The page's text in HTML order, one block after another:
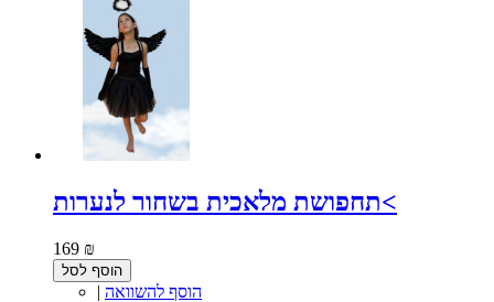
תחפושת מלאכית בשחור לנערות<
169 ₪
הוסף לסל
| הוסף להשוואה